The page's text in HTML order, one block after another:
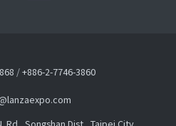
/+886-2-7746-3860